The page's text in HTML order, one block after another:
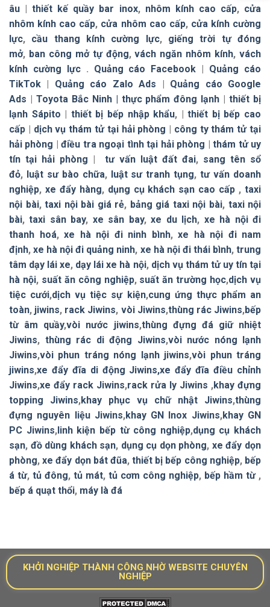
âu |thiết kế quầy bar inox, nhôm kính cao cấp, cửa
nhôm kính cao cấp, cửa nhôm cao cấp, cửa kính cường
lực, cầu thang kính cường lực, giếng trời tự đóng
mở, ban công mở tự động,vách ngăn nhôm kính,vách
kính cường lực. Quảng cáo Facebook | Quảng cáo
TikTok | Quảng cáo Zalo Ads | Quảng cáo Google
Ads | Toyota Bắc Ninh | thực phẩm đông lạnh |thiết bị
lạnh Sápito | thiết bị bếp nhập khẩu, |thiết bị bếp cao
cấp | dịch vụ thám tử tại hải phòng | công ty thám tử tại
hải phòng |điều tra ngoại tình tại hải phòng |thám tử uy
tín tại hải phòng | tư vấn luật đất đai, sang tên sổ
đỏ, luật sư bào chữa, luật sư tranh tụng,tư vấn doanh
nghiệp, xe đẩy hàng, dụng cụ khách sạn cao cấp ,taxi
nội bài,taxi nội bài giá rẻ, bảng giá taxi nội bài, taxi nội
bài,taxi sân bay, xe sân bay,xe du lịch, xe hà nội đi
thanh hoá, xe hà nội đi ninh bình, xe hà nội đi nam
định,xe hà nội đi quảng ninh, xe hà nội đi thái bình,trung
tâm dạy lái xe, dạy lái xe hà nội, dịch vụ thám tử uy tín tại
hà nội, suất ăn công nghiệp, suất ăn trường học,dịch vụ
tiệc cưới,dịch vụ tiệc sự kiện,cung ứng thực phẩm an
toàn, jiwins, rack Jiwins, vòi Jiwins,thùng rác Jiwins,bếp
từ âm quầy,vòi nước jiwins,thùng đựng đá giữ nhiệt
Jiwins, thùng rác di động Jiwins,vòi nước nóng lạnh
Jiwins,vòi phun tráng nóng lạnh jiwins,vòi phun tráng
jiwins,xe đẩy đĩa di động Jiwins,xe đẩy đĩa điều chỉnh
Jiwins,xe đẩy rack Jiwins,rack rửa ly Jiwins ,khay đựng
topping Jiwins,khay phục vụ chữ nhật Jiwins,thùng
đựng nguyên liệu Jiwins,khay GN Inox Jiwins,khay GN
PC Jiwins,linh kiện bếp từ công nghiệp,dụng cụ khách
sạn, đồ dùng khách sạn, dụng cụ dọn phòng, xe đẩy dọn
phòng,xe đẩy dọn bát đũa,thiết bị bếp công nghiệp, bếp
á từ, tủ đông, tủ mát, tủ cơm công nghiệp, bếp hầm từ,
bếp á quạt thổi, máy là đá
KHỞI NGHIỆP THÀNH CÔNG NHỜ WEBSITE CHUYÊN
NGHIỆP